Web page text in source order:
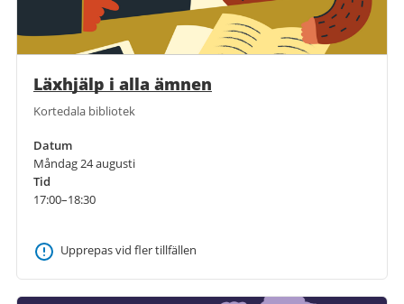
Läxhjälp i alla ämnen
Kortedala bibliotek
Datum
Måndag 24 augusti
Tid
17:00–18:30
Upprepas vid fler tillfällen